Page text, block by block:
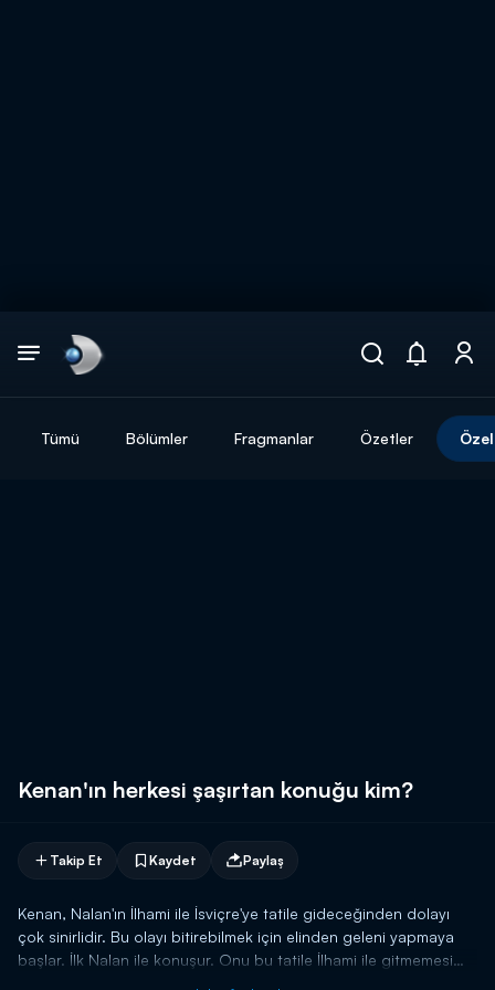
Tümü Bölümler Fragmanlar Özetler
Kenan'ın herkesi şaşırtan konuğu kim?
Takip Et Kaydet Paylaş
Kenan, Nalan'ın İlhami ile İsviçre'ye tatile gideceğinden dolayı
çok sinirlidir. Bu olayı bitirebilmek için elinden geleni yapmaya
başlar. İlk Nalan ile konuşur. Onu bu tatile İlhami ile gitmemesi